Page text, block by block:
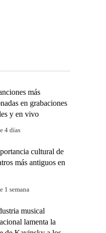
más
en grabaciones
y en vivo
4 días
cultural de
más antiguos en
1 semana
musical
lamenta la